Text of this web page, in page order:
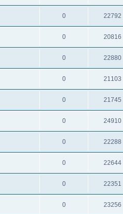
0 22792
0 20816
0 22880
0 21103
0 21745
0 24910
0 22288
0 22644
0 22351
0 23256